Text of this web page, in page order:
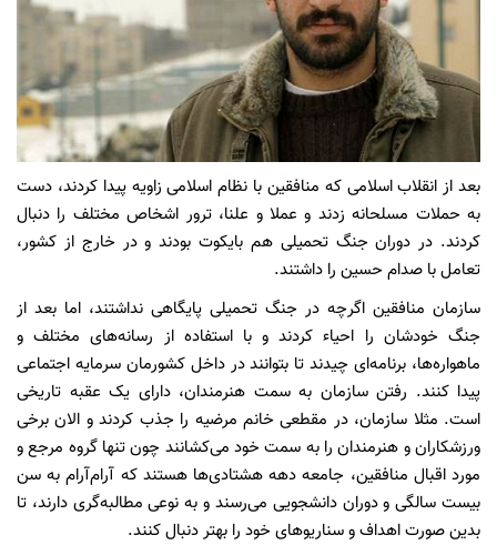
بعد از انقلاب اسلامی که منافقین با نظام اسلامی زاویه پیدا کردند، دست
به حملات مسلحانه زدند و عملا و علنا، ترور اشخاص مختلف را دنبال
کردند. در دوران جنگ تحمیلی هم بایکوت بودند و در خارج از کشور،
تعامل با صدام حسین را داشتند.
سازمان منافقین اگرچه در جنگ تحمیلی پایگاهی نداشتند، اما بعد از
جنگ خودشان را احیاء کردند و با استفاده از رسانه‌های مختلف و
ماهواره‌ها، برنامه‌ای چیدند تا بتوانند در داخل کشورمان سرمایه اجتماعی
پیدا کنند. رفتن سازمان به سمت هنرمندان، دارای یک عقبه تاریخی
است. مثلا سازمان، در مقطعی خانم مرضیه را جذب کردند و الان برخی
ورزشکاران و هنرمندان را به سمت خود می‌کشانند چون تنها گروه مرجع و
مورد اقبال منافقین، جامعه دهه هشتادی‌ها هستند که آرام‌آرام به سن
بیست سالگی و دوران دانشجویی می‌رسند و به نوعی مطالبه‌گری دارند، تا
بدین صورت اهداف و سناریوهای خود را بهتر دنبال کنند.